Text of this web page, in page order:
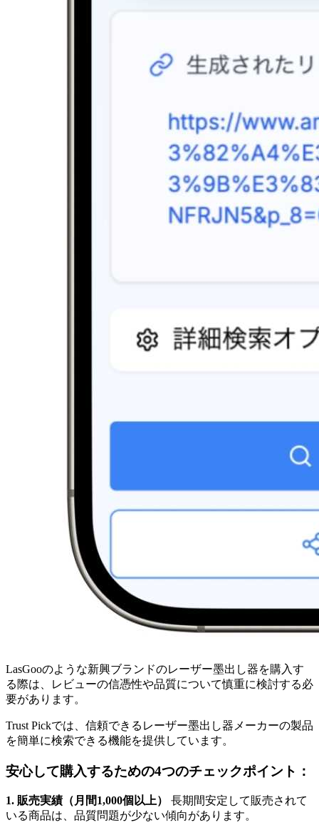
LasGooのような新興ブランドのレーザー墨出し器を購入す
る際は、レビューの信憑性や品質について慎重に検討する必
要があります。
Trust Pickでは、信頼できるレーザー墨出し器メーカーの製品
を簡単に検索できる機能を提供しています。
安心して購入するための4つのチェックポイント：
1. 販売実績（月間1,000個以上）
長期間安定して販売されて
いる商品は、品質問題が少ない傾向があります。